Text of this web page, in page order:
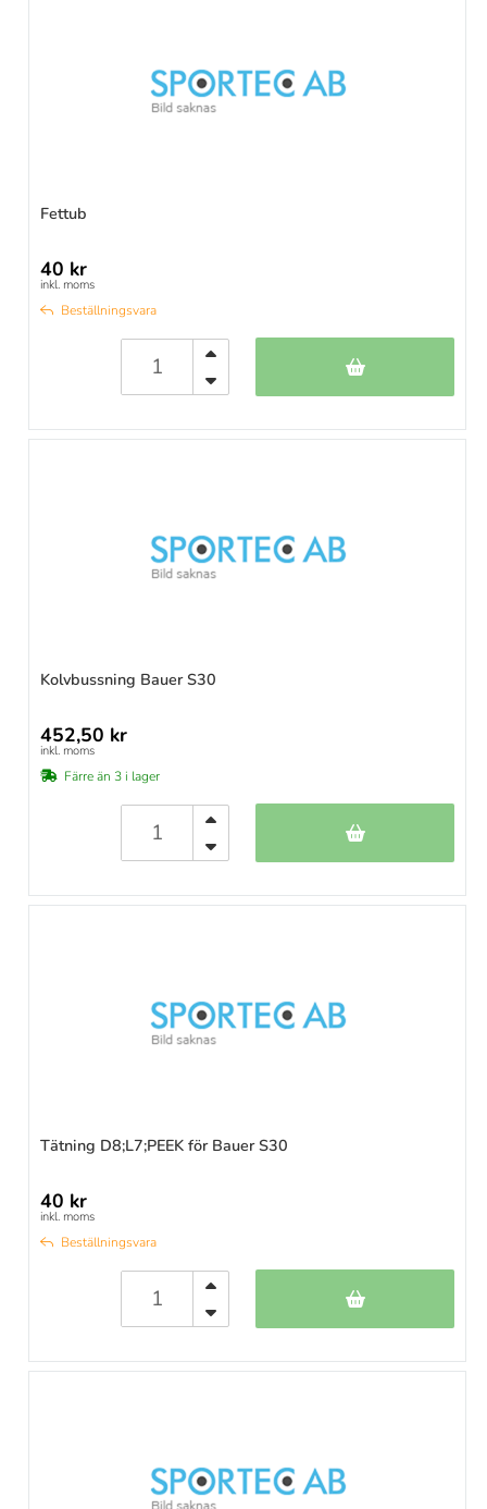
Fettub
40 kr
inkl. moms
Beställningsvara
Kolvbussning Bauer S30
452,50 kr
inkl. moms
Färre än 3 i lager
Tätning D8;L7;PEEK för Bauer S30
40 kr
inkl. moms
Beställningsvara